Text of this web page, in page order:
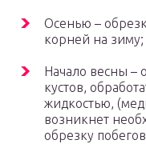
Осенью –
корней на зиму;
Начало весны –
кустов,
жидкостью,
возникнет
обрезку